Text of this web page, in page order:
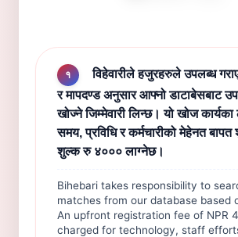
१
विहेवारीले हजुरहरुले उपलब्ध
र मापदण्ड अनुसार आफ्नो डाटाबेसबाट
खोज्ने जिम्मेवारी लिन्छ। यो खोज कार्यका
समय, प्रविधि र कर्मचारीको मेहेनत बापत
शुल्क रु ४००० लाग्नेछ।
Bihebari takes responsibility to
matches from our database based
An upfront registration fee of NPR
charged for technology, staff